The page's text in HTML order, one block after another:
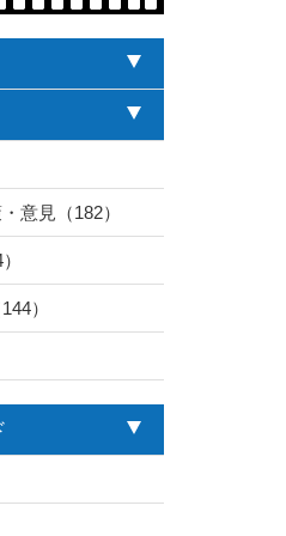
意見（182）
）